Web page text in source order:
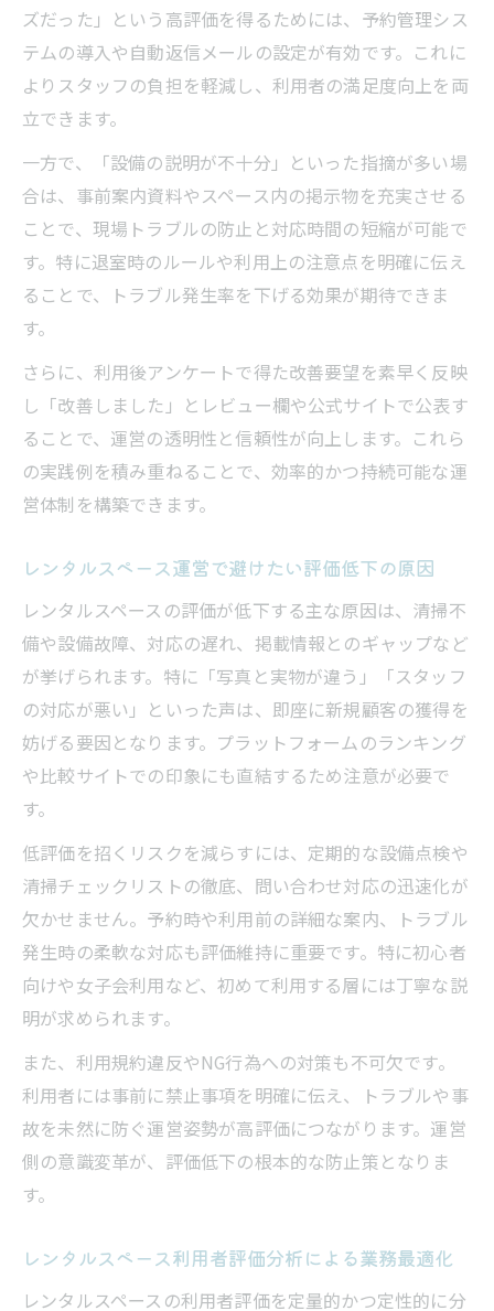
ズだった」という高評価を得るためには、予約管理シス
テムの導入や自動返信メールの設定が有効です。これに
よりスタッフの負担を軽減し、利用者の満足度向上を両
立できます。
一方で、「設備の説明が不十分」といった指摘が多い場
合は、事前案内資料やスペース内の掲示物を充実させる
ことで、現場トラブルの防止と対応時間の短縮が可能で
す。特に退室時のルールや利用上の注意点を明確に伝え
ることで、トラブル発生率を下げる効果が期待できま
す。
さらに、利用後アンケートで得た改善要望を素早く反映
し「改善しました」とレビュー欄や公式サイトで公表す
ることで、運営の透明性と信頼性が向上します。これら
の実践例を積み重ねることで、効率的かつ持続可能な運
営体制を構築できます。
レンタルスペース運営で避けたい評価低下の原因
レンタルスペースの評価が低下する主な原因は、清掃不
備や設備故障、対応の遅れ、掲載情報とのギャップなど
が挙げられます。特に「写真と実物が違う」「スタッフ
の対応が悪い」といった声は、即座に新規顧客の獲得を
妨げる要因となります。プラットフォームのランキング
や比較サイトでの印象にも直結するため注意が必要で
す。
低評価を招くリスクを減らすには、定期的な設備点検や
清掃チェックリストの徹底、問い合わせ対応の迅速化が
欠かせません。予約時や利用前の詳細な案内、トラブル
発生時の柔軟な対応も評価維持に重要です。特に初心者
向けや女子会利用など、初めて利用する層には丁寧な説
明が求められます。
また、利用規約違反やNG行為への対策も不可欠です。
利用者には事前に禁止事項を明確に伝え、トラブルや事
故を未然に防ぐ運営姿勢が高評価につながります。運営
側の意識変革が、評価低下の根本的な防止策となりま
す。
レンタルスペース利用者評価分析による業務最適化
レンタルスペースの利用者評価を定量的かつ定性的に分